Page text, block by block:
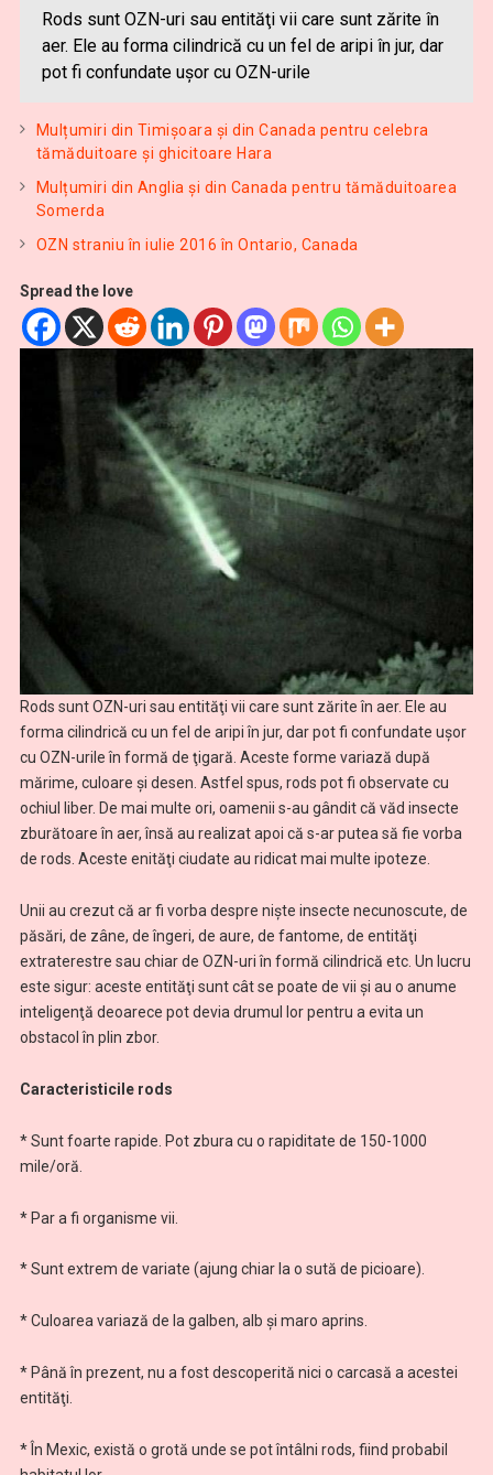
Rods sunt OZN-uri sau entităţi vii care sunt zărite în
aer. Ele au forma cilindrică cu un fel de aripi în jur, dar
pot fi confundate uşor cu OZN-urile
Mulțumiri din Timișoara și din Canada pentru celebra
tămăduitoare și ghicitoare Hara
Mulțumiri din Anglia și din Canada pentru tămăduitoarea
Somerda
OZN straniu în iulie 2016 în Ontario, Canada
Spread the love
Rods sunt OZN-uri sau entităţi vii care sunt zărite în aer. Ele au
forma cilindrică cu un fel de aripi în jur, dar pot fi confundate uşor
cu OZN-urile în formă de ţigară. Aceste forme variază după
mărime, culoare şi desen. Astfel spus, rods pot fi observate cu
ochiul liber. De mai multe ori, oamenii s-au gândit că văd insecte
zburătoare în aer, însă au realizat apoi că s-ar putea să fie vorba
de rods. Aceste enităţi ciudate au ridicat mai multe ipoteze.
Unii au crezut că ar fi vorba despre nişte insecte necunoscute, de
păsări, de zâne, de îngeri, de aure, de fantome, de entităţi
extraterestre sau chiar de OZN-uri în formă cilindrică etc. Un lucru
este sigur: aceste entităţi sunt cât se poate de vii şi au o anume
inteligenţă deoarece pot devia drumul lor pentru a evita un
obstacol în plin zbor.
Caracteristicile rods
* Sunt foarte rapide. Pot zbura cu o rapiditate de 150-1000
mile/oră.
* Par a fi organisme vii.
* Sunt extrem de variate (ajung chiar la o sută de picioare).
* Culoarea variază de la galben, alb şi maro aprins.
* Până în prezent, nu a fost descoperită nici o carcasă a acestei
entităţi.
* În Mexic, există o grotă unde se pot întâlni rods, fiind probabil